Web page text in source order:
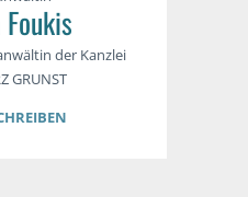
der Kanzlei
GRUNST